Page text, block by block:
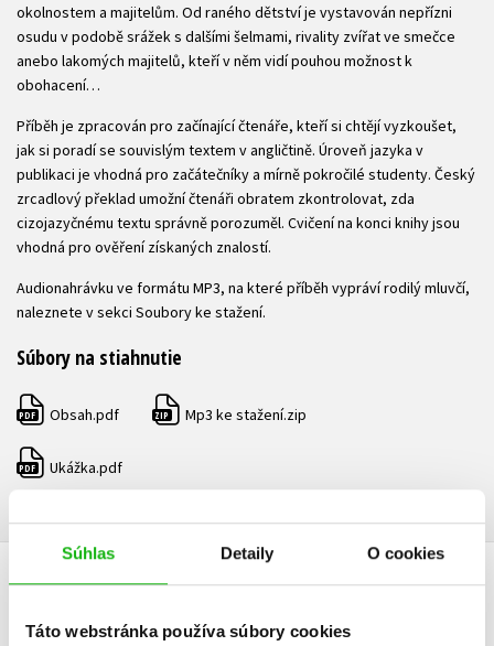
Súhlas Detaily O cookies
Táto webstránka používa súbory cookies
okolnostem a majitelům. Od raného dětství je vystavován nepřízni
osudu v podobě srážek s dalšími šelmami, rivality zvířat ve smečce
anebo lakomých majitelů, kteří v něm vidí pouhou možnost k
obohacení…
Příběh je zpracován pro začínající čtenáře, kteří si chtějí vyzkoušet,
jak si poradí se souvislým textem v angličtině. Úroveň jazyka v
publikaci je vhodná pro začátečníky a mírně pokročilé studenty. Český
zrcadlový překlad umožní čtenáři obratem zkontrolovat, zda
cizojazyčnému textu správně porozuměl. Cvičení na konci knihy jsou
vhodná pro ověření získaných znalostí.
Audionahrávku ve formátu MP3, na které příběh vypráví rodilý mluvčí,
naleznete v sekci Soubory ke stažení.
Súbory na stiahnutie
PDF Obsah.pdf ZIP Mp3 ke stažení.zip
PDF Ukážka.pdf
ZAČIATOČNIKOV"